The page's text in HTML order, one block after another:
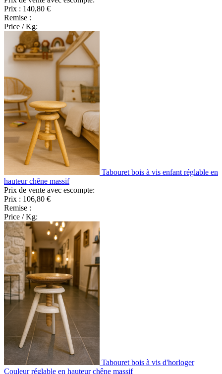
Prix : 140,80 €
Remise :
Price / Kg:
Tabouret bois à vis enfant réglable en
hauteur chêne massif
Prix de vente avec escompte:
Prix : 106,80 €
Remise :
Price / Kg:
Tabouret bois à vis d'horloger
Couleur réglable en hauteur chêne massif